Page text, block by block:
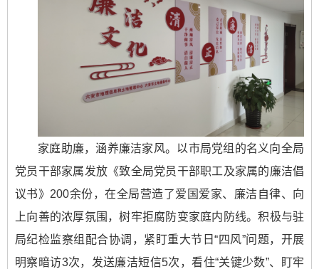
家庭助廉，涵养廉洁家风。以市局党组的名义向全局
党员干部家属发放《致全局党员干部职工及家属的廉洁倡
议书》200余份，在全局营造了爱国爱家、廉洁自律、向
上向善的浓厚氛围，树牢拒腐防变家庭内防线。积极与驻
局纪检监察组配合协调，紧盯重大节日“四风”问题，开展
明察暗访3次，发送廉洁短信5次，看住“关键少数”、盯牢